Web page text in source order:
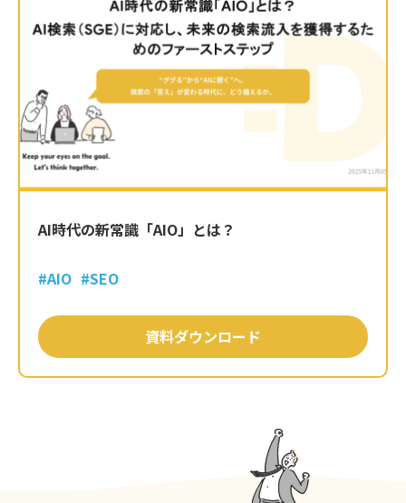
AI時代の新常識「AIO」とは？
#AIO #SEO
資料ダウンロード